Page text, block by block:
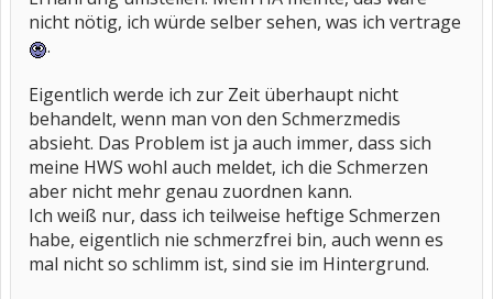
nicht nötig, ich würde selber sehen, was ich vertrage
.
Eigentlich werde ich zur Zeit überhaupt nicht
behandelt, wenn man von den Schmerzmedis
absieht. Das Problem ist ja auch immer, dass sich
meine HWS wohl auch meldet, ich die Schmerzen
aber nicht mehr genau zuordnen kann.
Ich weiß nur, dass ich teilweise heftige Schmerzen
habe, eigentlich nie schmerzfrei bin, auch wenn es
mal nicht so schlimm ist, sind sie im Hintergrund.